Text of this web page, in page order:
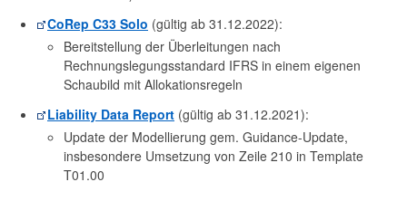
CoRep C33 Solo (gültig ab 31.12.2022):
Bereitstellung der Überleitungen nach
Rechnungslegungsstandard IFRS in einem eigenen
Schaubild mit Allokationsregeln
Liability Data Report (gültig ab 31.12.2021):
Update der Modellierung gem. Guidance-Update,
insbesondere Umsetzung von Zeile 210 in Template
T01.00